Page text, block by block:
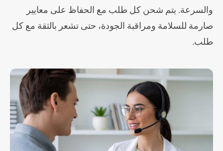
والسرعة. يتم شحن كل طلب مع الحفاظ على معايير
صارمة للسلامة ومراقبة الجودة، حتى تشعر بالثقة مع كل
طلب.